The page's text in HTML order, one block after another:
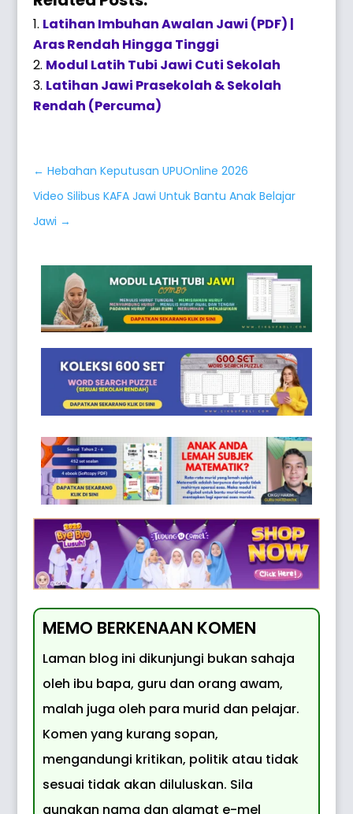
Latihan Imbuhan Awalan Jawi (PDF) |
Aras Rendah Hingga Tinggi
Modul Latih Tubi Jawi Cuti Sekolah
Latihan Jawi Prasekolah & Sekolah
Rendah (Percuma)
←Hebahan Keputusan UPUOnline 2026
Video Silibus KAFA Jawi Untuk Bantu Anak Belajar
Jawi →
MEMO BERKENAAN KOMEN
Laman blog ini dikunjungi bukan sahaja
oleh ibu bapa, guru dan orang awam,
malah juga oleh para murid dan pelajar.
Komen yang kurang sopan,
mengandungi kritikan, politik atau tidak
sesuai tidak akan diluluskan. Sila
gunakan nama dan alamat e-mel